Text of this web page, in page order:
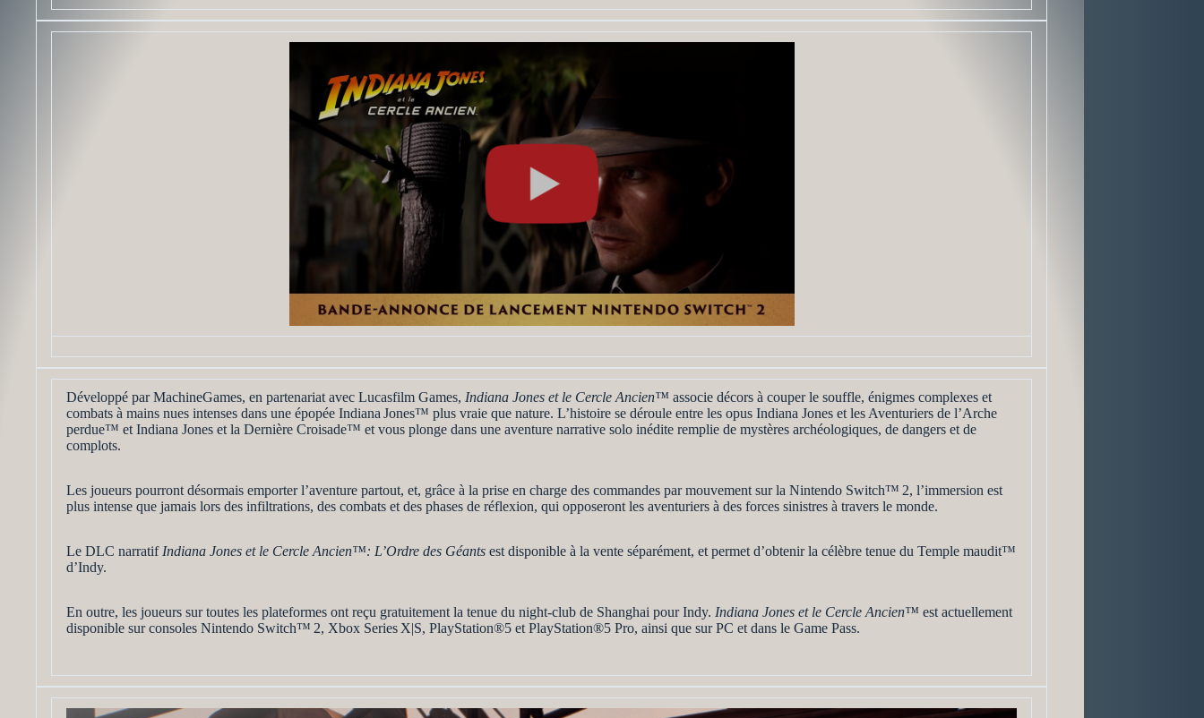
Développé par MachineGames, en partenariat avec Lucasfilm Games, Indiana Jones et le Cercle Ancien™ associe décors à couper le souffle, énigmes complexes et
combats à mains nues intenses dans une épopée Indiana Jones™ plus vraie que nature. L’histoire se déroule entre les opus Indiana Jones et les Aventuriers de l’Arche
perdue™ et Indiana Jones et la Dernière Croisade™ et vous plonge dans une aventure narrative solo inédite remplie de mystères archéologiques, de dangers et de
complots.
Les joueurs pourront désormais emporter l’aventure partout, et, grâce à la prise en charge des commandes par mouvement sur la Nintendo Switch™ 2, l’immersion est
plus intense que jamais lors des infiltrations, des combats et des phases de réflexion, qui opposeront les aventuriers à des forces sinistres à travers le monde.
Le DLC narratif Indiana Jones et le Cercle Ancien​™​: L’Ordre des Géants est disponible à la vente séparément, et permet d’obtenir la célèbre tenue du Temple maudit™
d’Indy.
En outre, les joueurs sur toutes les plateformes ont reçu gratuitement la tenue du night-club de Shanghai pour Indy. Indiana Jones et le Cercle Ancien™ est actuellement
disponible sur consoles Nintendo Switch™ 2, Xbox Series X|S, PlayStation®5 et PlayStation®5 Pro, ainsi que sur PC et dans le Game Pass.